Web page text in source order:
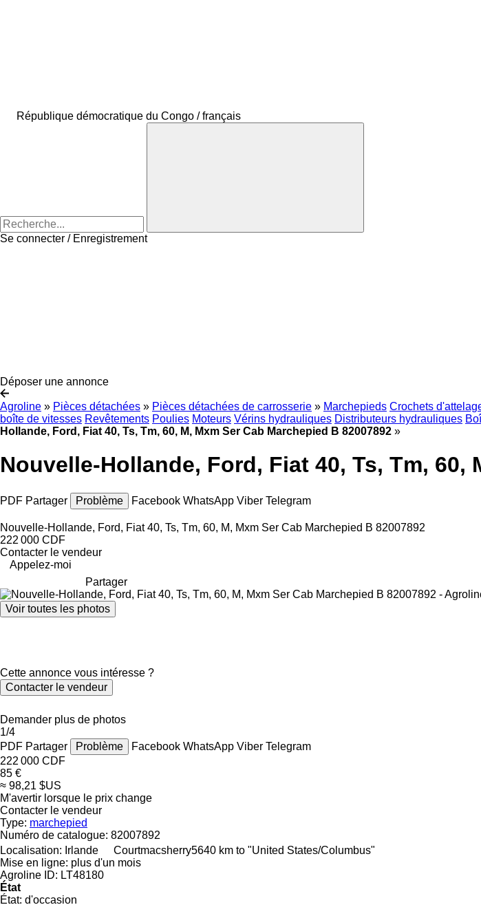
République démocratique du Congo / français
Se connecter / Enregistrement
Déposer une annonce
Agroline » Pièces détachées » Pièces détachées de carrosserie » Marchepieds Crochets
boîte de vitesses Revêtements Poulies Moteurs Vérins hydrauliques Distributeurs hydrauliques
Hollande, Ford, Fiat 40, Ts, Tm, 60, M, Mxm Ser Cab Marchepied B 82007892 »
Nouvelle-Hollande, Ford, Fiat 40, Ts, Tm, 60,
PDF Partager Problème Facebook WhatsApp Viber Telegram
Nouvelle-Hollande, Ford, Fiat 40, Ts, Tm, 60, M, Mxm Ser Cab Marchepied B 82007892
222 000 CDF
Contacter le vendeur
Appelez-moi
Partager
Voir toutes les photos
Cette annonce vous intéresse ?
Contacter le vendeur
Demander plus de photos
1/4
PDF Partager Problème Facebook WhatsApp Viber Telegram
222 000 CDF
85 €
≈ 98,21 $US
M'avertir lorsque le prix change
Contacter le vendeur
Type: marchepied
Numéro de catalogue: 82007892
Localisation: Irlande Courtmacsherry5640 km to "United States/Columbus"
Mise en ligne: plus d'un mois
Agroline ID: LT48180
État
État: d'occasion